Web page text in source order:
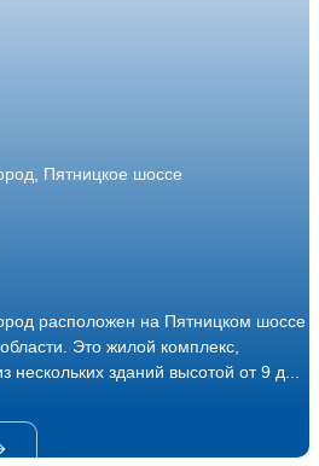
Пятницкое шоссе
расположен на Пятницком шоссе в
Это жилой комплекс,
нескольких зданий высотой от 9 д...